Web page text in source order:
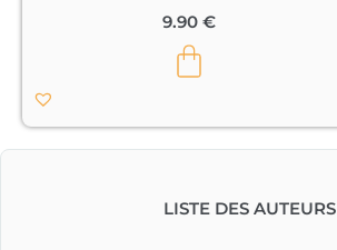
« sagesse de l’incertitude », ont
développé un art de l’interprétation
des textes dans laquelle l’homme
qu’il invente de nouveaux sens.
et qui amène l’homme à « faire
9.90 €
LISTE DES AUTEURS